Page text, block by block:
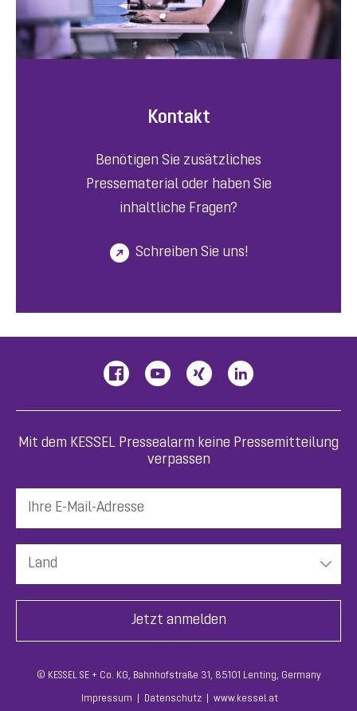
Kontakt
Benötigen Sie zusätzliches
Pressematerial oder haben Sie
inhaltliche Fragen?
Schreiben Sie uns!
Mit dem KESSEL Pressealarm keine Pressemitteilung
verpassen
© KESSEL SE + Co. KG, Bahnhofstraße 31, 85101 Lenting, Germany
Impressum Datenschutz www.kessel.at